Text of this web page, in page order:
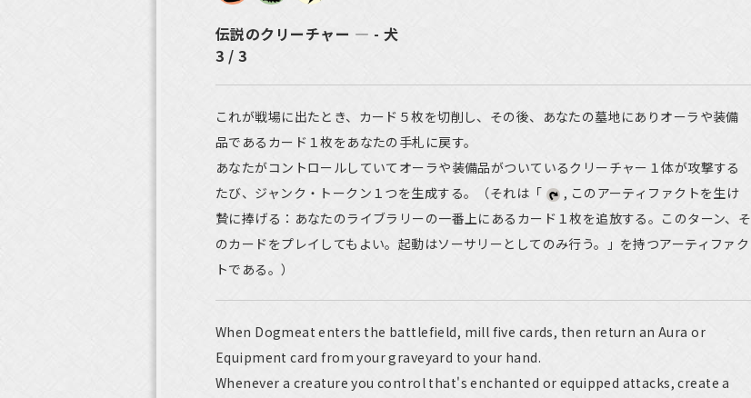
伝説のクリーチャー ― - 犬
3 / 3
これが戦場に出たとき、カード５枚を切削し、その後、あなたの墓地にありオーラや装備
品であるカード１枚をあなたの手札に戻す。
あなたがコントロールしていてオーラや装備品がついているクリーチャー１体が攻撃する
たび、ジャンク・トークン１つを生成する。（それは「
, このアーティファクトを生け
贄に捧げる：あなたのライブラリーの一番上にあるカード１枚を追放する。このターン、そ
のカードをプレイしてもよい。起動はソーサリーとしてのみ行う。」を持つアーティファク
トである。）
When Dogmeat enters the battlefield, mill five cards, then return an Aura or
Equipment card from your graveyard to your hand.
Whenever a creature you control that's enchanted or equipped attacks, create a